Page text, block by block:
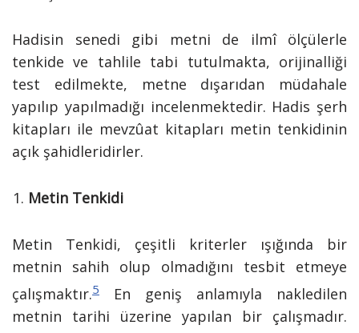
Hadisin senedi gibi metni de ilmî ölçülerle
tenkide ve tahlile tabi tutulmakta, orijinalliği
test edilmekte, metne dışarıdan müdahale
yapılıp yapılmadığı incelenmektedir. Hadis şerh
kitapları ile mevzûat kitapları metin tenkidinin
açık şahidleridirler.
Metin Tenkidi
Metin Tenkidi, çeşitli kriterler ışığında bir
metnin sahih olup olmadığını tesbit etmeye
çalışmaktır.5
En geniş anlamıyla nakledilen
metnin tarihi üzerine yapılan bir çalışmadır.